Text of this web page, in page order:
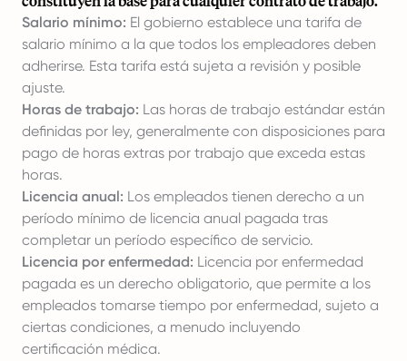
Salario mínimo: El gobierno establece una tarifa de
salario mínimo a la que todos los empleadores deben
adherirse. Esta tarifa está sujeta a revisión y posible
ajuste.
Horas de trabajo: Las horas de trabajo estándar están
definidas por ley, generalmente con disposiciones para
pago de horas extras por trabajo que exceda estas
horas.
Licencia anual: Los empleados tienen derecho a un
período mínimo de licencia anual pagada tras
completar un período específico de servicio.
Licencia por enfermedad: Licencia por enfermedad
pagada es un derecho obligatorio, que permite a los
empleados tomarse tiempo por enfermedad, sujeto a
ciertas condiciones, a menudo incluyendo
certificación médica.